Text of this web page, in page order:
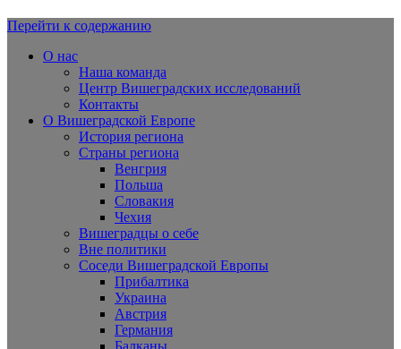
Вишеградская Европа
Перейти к содержанию
О нас
Наша команда
Центр Вишеградских исследований
Контакты
О Вишеградской Европе
История региона
Страны региона
Венгрия
Польша
Словакия
Чехия
Вишеградцы о себе
Вне политики
Соседи Вишеградской Европы
Прибалтика
Украина
Австрия
Германия
Балканы